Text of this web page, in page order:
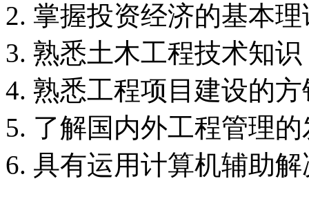
2. 掌握投资经济的基本
3. 熟悉土木工程技术知识
4. 熟悉工程项目建设的
5. 了解国内外工程管理
6. 具有运用计算机辅助